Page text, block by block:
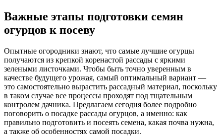
Важные этапы подготовки семян
огурцов к посеву
Опытные огородники знают, что самые лучшие огурцы
получаются из крепкой коренастой рассады с яркими
зелеными листочками. Чтобы быть точно уверенным в
качестве будущего урожая, самый оптимальный вариант —
это самостоятельно вырастить рассадный материал, поскольку
в таком случае все процессы проходят под тщательным
контролем дачника. Предлагаем сегодня более подробно
поговорить о посадке рассады огурцов, а именно: как
правильно подготовить и посеять семена, какая почва нужна,
а также об особенностях самой посадки.